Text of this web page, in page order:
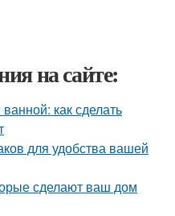
на сайте:
как сделать
для удобства вашей
сделают ваш дом